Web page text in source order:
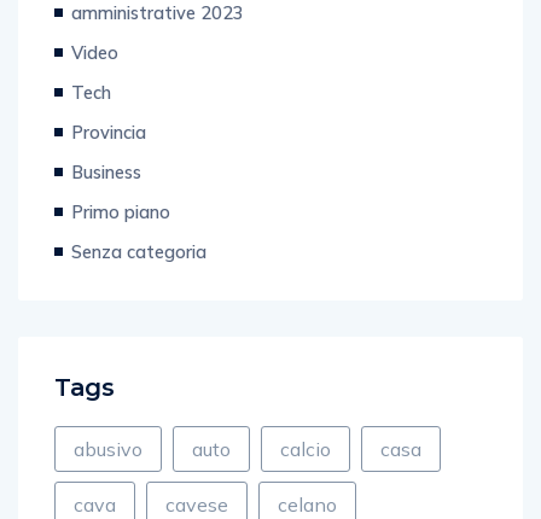
amministrative 2023
Video
Tech
Provincia
Business
Primo piano
Senza categoria
Tags
abusivo auto calcio casa
cava cavese celano